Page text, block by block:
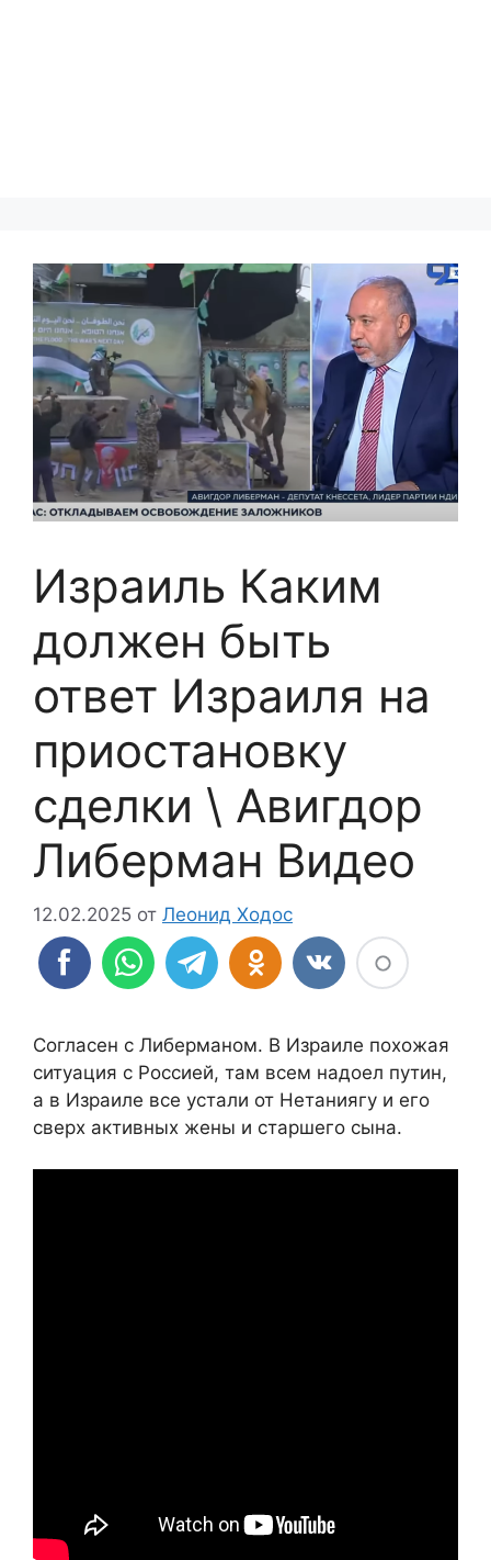
Израиль Каким
должен быть
ответ Израиля на
приостановку
сделки \ Авигдор
Либерман Видео
12.02.2025 от Леонид Ходос
Согласен с Либерманом. В Израиле похожая
ситуация с Россией, там всем надоел путин,
а в Израиле все устали от Нетаниягу и его
сверх активных жены и старшего сына.